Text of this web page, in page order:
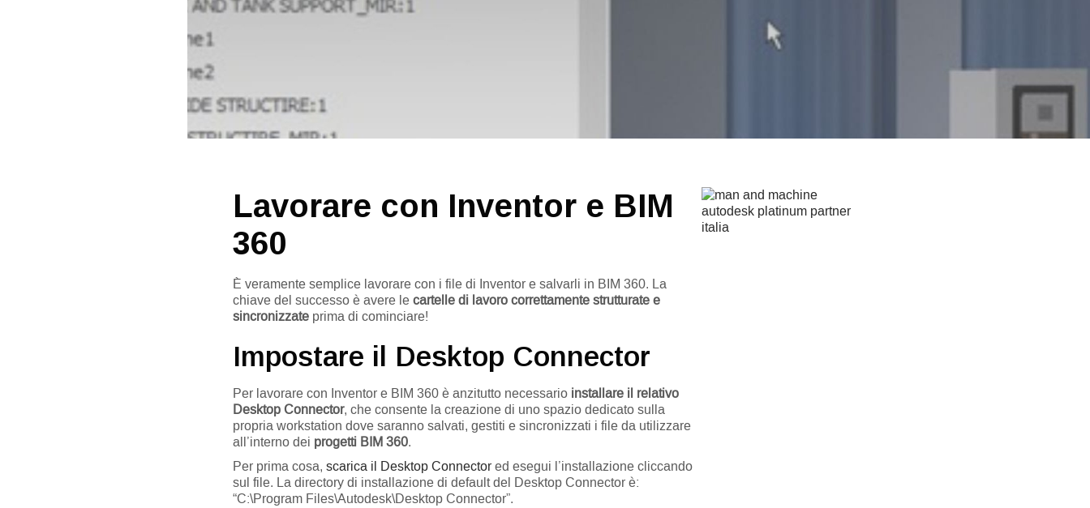
Lavorare con Inventor e BIM
360
È veramente semplice lavorare con i file di Inventor e salvarli in BIM 360. La
chiave del successo è avere lecartelle di lavoro correttamente strutturate e
sincronizzate prima di cominciare!
Impostare il Desktop Connector
Per lavorare con Inventor e BIM 360 è anzitutto necessario installare il relativo
Desktop Connector, che consente la creazione di uno spazio dedicato sulla
propria workstation dove saranno salvati, gestiti e sincronizzati i file da utilizzare
all’interno dei progetti BIM 360.
Per prima cosa, scarica il Desktop Connectored esegui l’installazione cliccando
sul file. La directory di installazione di default del Desktop Connector è:
“C:\Program Files\Autodesk\Desktop Connector”.